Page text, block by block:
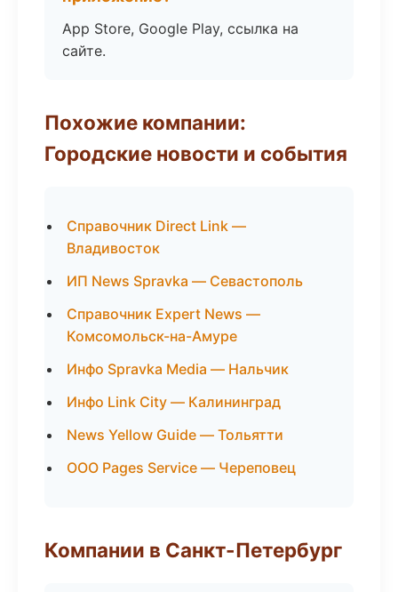
App Store, Google Play, ссылка на
сайте.
Похожие компании:
Городские новости и события
Справочник Direct Link —
Владивосток
ИП News Spravka — Севастополь
Справочник Expert News —
Комсомольск-на-Амуре
Инфо Spravka Media — Нальчик
Инфо Link City — Калининград
News Yellow Guide — Тольятти
ООО Pages Service — Череповец
Компании в Санкт-Петербург